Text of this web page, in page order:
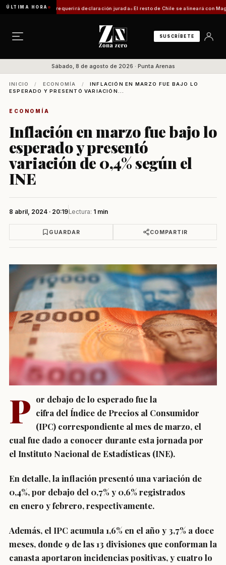
ÚLTIMA HORA
trámite requerirá declaración jurada El resto de Chile se alineará con
SUSCRÍBETE
Sábado, 8 de agosto de 2026 · Punta Arenas
INICIO / ECONOMÍA /
INFLACIÓN EN MARZO FUE BAJO LO
ESPERADO Y PRESENTÓ VARIACIÓN...
ECONOMÍA
Inflación en marzo fue bajo lo
esperado y presentó
variación de 0,4% según el
INE
8 abril, 2024 · 20:19Lectura: 1 min
GUARDAR COMPARTIR
P or debajo de lo esperado fue la
cifra del Índice de Precios al Consumidor
(IPC) correspondiente al mes de marzo, el
cual fue dado a conocer durante esta jornada por
el Instituto Nacional de Estadísticas (INE).
En detalle, la inflación presentó una variación de
0,4%,por debajo del 0,7% y 0,6% registrados
en enero y febrero, respectivamente.
Además, el IPC acumula 1,6% en el año y 3,7% a doce
meses, donde 9 de las 13 divisiones que conforman la
canasta aportaron incidencias positivas, y cuatro lo